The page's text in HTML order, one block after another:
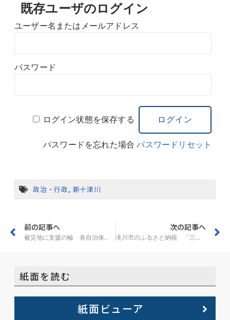
既存ユーザのログイン
ユーザー名またはメールアドレス
パスワード
ログイン状態を保存する
パスワードを忘れた場合パスワードリセット
政治・行政, 新十津川
前の記事へ
被災地に支援の輪 各自治体が義援金 能登半島地震
次の記事へ
滝川市のふるさと納税 「三裕」の羽毛かけ布団が人気
紙面を読む
紙面ビューア